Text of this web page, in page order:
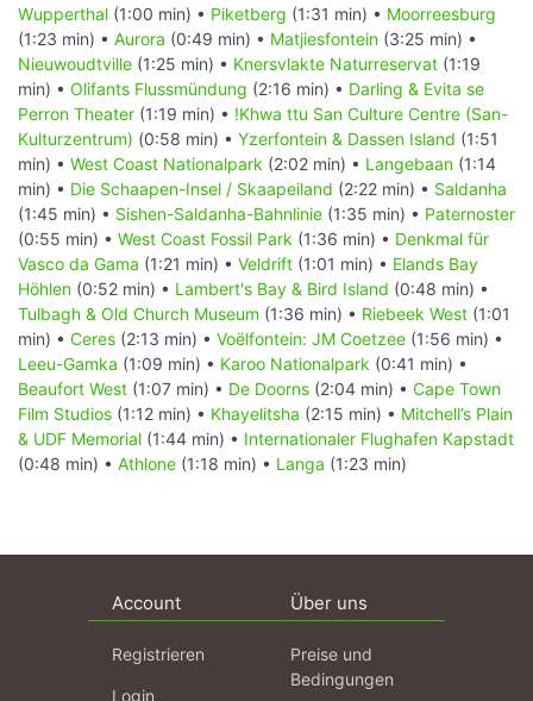
Wupperthal (1:00 min) • Piketberg (1:31 min) • Moorreesburg
(1:23 min) • Aurora (0:49 min) • Matjiesfontein (3:25 min) •
Nieuwoudtville (1:25 min) • Knersvlakte Naturreservat (1:19
min) • Olifants Flussmündung (2:16 min) • Darling & Evita se
Perron Theater (1:19 min) • !Khwa ttu San Culture Centre (San-
Kulturzentrum) (0:58 min) • Yzerfontein & Dassen Island (1:51
min) • West Coast Nationalpark (2:02 min) • Langebaan (1:14
min) • Die Schaapen-Insel / Skaapeiland (2:22 min) • Saldanha
(1:45 min) • Sishen-Saldanha-Bahnlinie (1:35 min) • Paternoster
(0:55 min) • West Coast Fossil Park (1:36 min) • Denkmal für
Vasco da Gama (1:21 min) • Veldrift (1:01 min) • Elands Bay
Höhlen (0:52 min) • Lambert's Bay & Bird Island (0:48 min) •
Tulbagh & Old Church Museum (1:36 min) • Riebeek West (1:01
min) • Ceres (2:13 min) • Voëlfontein: JM Coetzee (1:56 min) •
Leeu-Gamka (1:09 min) • Karoo Nationalpark (0:41 min) •
Beaufort West (1:07 min) • De Doorns (2:04 min) • Cape Town
Film Studios (1:12 min) • Khayelitsha (2:15 min) • Mitchell’s Plain
& UDF Memorial (1:44 min) • Internationaler Flughafen Kapstadt
(0:48 min) • Athlone (1:18 min) • Langa (1:23 min)
Account
Registrieren
Login
Über uns
Preise und
Bedingungen